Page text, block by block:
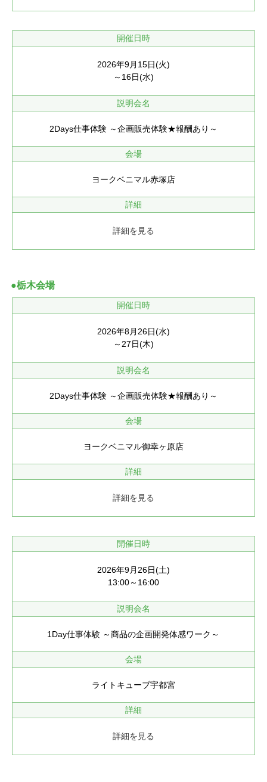
開催日時
2026年9月15日(火)
～16日(水)
説明会名
2Days仕事体験 ～企画販売体験★報酬あり～
会場
ヨークベニマル赤塚店
詳細
詳細を見る
●栃木会場
開催日時
2026年8月26日(水)
～27日(木)
説明会名
2Days仕事体験 ～企画販売体験★報酬あり～
会場
ヨークベニマル御幸ヶ原店
詳細
詳細を見る
開催日時
2026年9月26日(土)
13:00～16:00
説明会名
1Day仕事体験 ～商品の企画開発体感ワーク～
会場
ライトキューブ宇都宮
詳細
詳細を見る